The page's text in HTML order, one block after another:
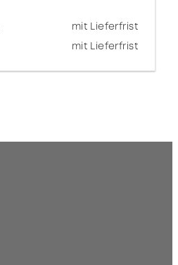
mit Lieferfrist
mit Lieferfrist